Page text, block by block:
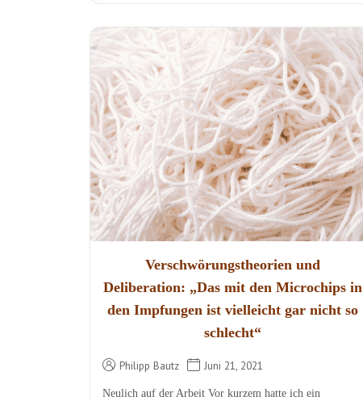
Verschwörungstheorien und
Deliberation: „Das mit den Microchips in
den Impfungen ist vielleicht gar nicht so
schlecht“
Philipp Bautz Juni 21, 2021
Neulich auf der Arbeit Vor kurzem hatte ich ein